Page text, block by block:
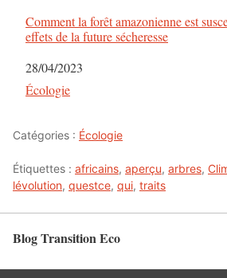
Comment la forêt amazonienne est
effets de la future sécheresse
Date
28/04/2023
Par rapport à
Écologie
Catégories : Écologie
Étiquettes : africains, aperçu, arbres,
lévolution, questce, qui, traits
Blog Transition Eco